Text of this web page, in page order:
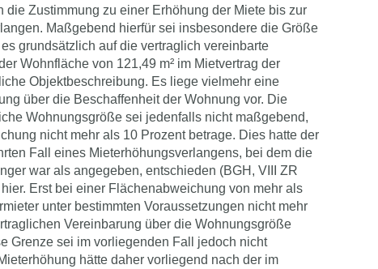
die Zustimmung zu einer Erhöhung der Miete bis zur
Maßgebend hierfür sei insbesondere die Größe
grundsätzlich auf die vertraglich vereinbarte
Wohnfläche von 121,49 m² im Mietvertrag der
Objektbeschreibung. Es liege vielmehr eine
über die Beschaffenheit der Wohnung vor. Die
Wohnungsgröße sei jedenfalls nicht maßgebend,
nicht mehr als 10 Prozent betrage. Dies hatte der
Fall eines Mieterhöhungsverlangens, bei dem die
war als angegeben, entschieden (BGH, VIII ZR
Erst bei einer Flächenabweichung von mehr als
unter bestimmten Voraussetzungen nicht mehr
Vereinbarung über die Wohnungsgröße
Grenze sei im vorliegenden Fall jedoch nicht
hätte daher vorliegend nach der im